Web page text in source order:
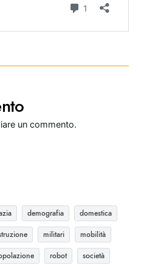
un commento.
demografia domestica
militari mobilità
robot società